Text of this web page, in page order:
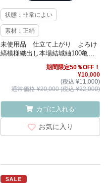
状態：非常によい
素材：正絹
未使用品 仕立て上がり よろけ
縞模様織出し本場結城紬100亀甲
期間限定50％OFF！
¥10,000
(税込 ¥11,000)
通常価格 ¥20,000 (税込 ¥22,000)
カゴに入れる
お気に入り
SALE